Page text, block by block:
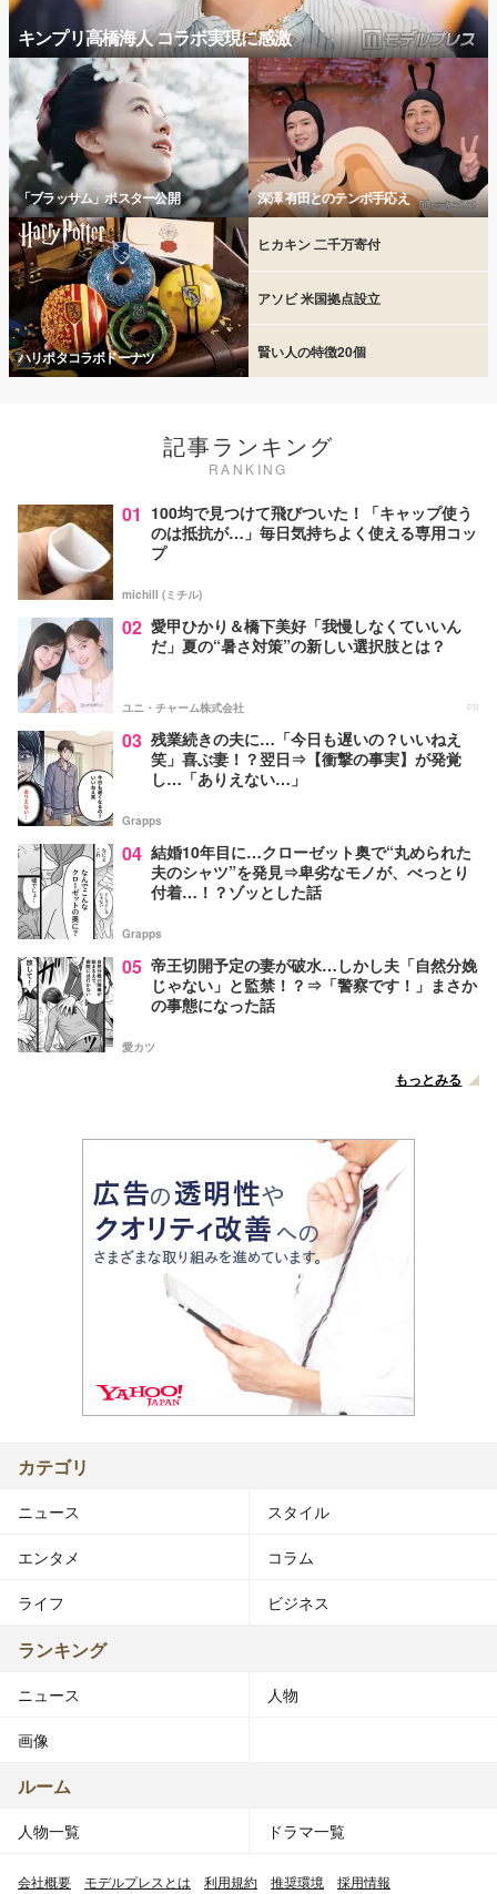
キンプリ高橋海人 コラボ実現に感激
「ブラッサム」ポスター公開 深澤 有田とのテンポ手応え
ハリポタコラボドーナツ
ヒカキン 二千万寄付
アソビ 米国拠点設立
賢い人の特徴20個
記事ランキング
RANKING
01 100均で見つけて飛びついた！「キャップ使う
のは抵抗が…」毎日気持ちよく使える専用コッ
プ
michill (ミチル)
02 愛甲ひかり＆橋下美好「我慢しなくていいん
だ」夏の“暑さ対策”の新しい選択肢とは？
ユニ・チャーム株式会社 PR
03 残業続きの夫に…「今日も遅いの？いいねえ
笑」喜ぶ妻！？翌日⇒【衝撃の事実】が発覚
し…「ありえない…」
Grapps
04 結婚10年目に…クローゼット奥で“丸められた
夫のシャツ”を発見⇒卑劣なモノが、べっとり
付着…！？ゾッとした話
Grapps
05 帝王切開予定の妻が破水…しかし夫「自然分娩
じゃない」と監禁！？⇒「警察です！」まさか
の事態になった話
愛カツ
もっとみる
カテゴリ
ニュース スタイル
エンタメ コラム
ライフ ビジネス
ランキング
ニュース 人物
画像
ルーム
人物一覧 ドラマ一覧
会社概要 モデルプレスとは 利用規約 推奨環境 採用情報